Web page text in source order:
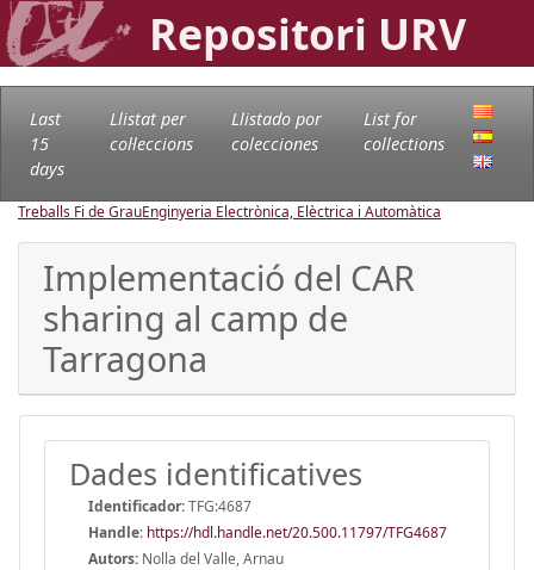
Repositori URV
Last
15
days
Llistat per
col·leccions
Llistado por
colecciones
List for
collections
Treballs Fi de GrauEnginyeria Electrònica, Elèctrica i Automàtica
Implementació del CAR
sharing al camp de
Tarragona
Dades identificatives
Identificador:TFG:4687
Handle: https://hdl.handle.net/20.500.11797/TFG4687
Autors: Nolla del Valle, Arnau